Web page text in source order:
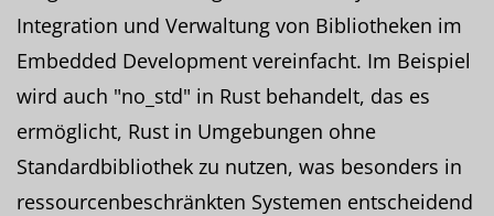
Integration und Verwaltung von Bibliotheken im
Embedded Development vereinfacht. Im Beispiel
wird auch "no_std" in Rust behandelt, das es
ermöglicht, Rust in Umgebungen ohne
Standardbibliothek zu nutzen, was besonders in
ressourcenbeschränkten Systemen entscheidend